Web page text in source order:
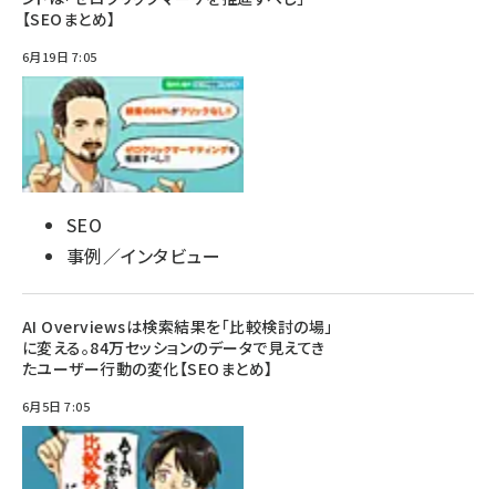
【SEOまとめ】
6月19日 7:05
SEO
事例／インタビュー
AI Overviewsは検索結果を「比較検討の場」
に変える。84万セッションのデータで見えてき
たユーザー行動の変化【SEOまとめ】
6月5日 7:05